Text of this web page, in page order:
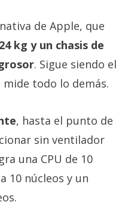
de Apple, que
kg y un chasis de
. Sigue siendo el
todo lo demás.
, hasta el punto de
sin ventilador
una CPU de 10
10 núcleos y un